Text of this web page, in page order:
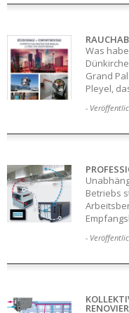
Was
Grand
Pleyel,
-
Betriebs
-